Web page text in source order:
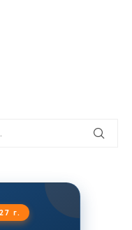
г.